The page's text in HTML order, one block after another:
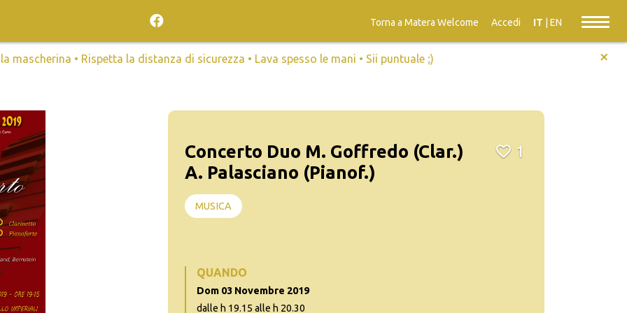
Torna a Matera Welcome Accedi IT EN
la mascherina • Rispetta la distanza di sicurezza • Lava spesso le mani • Sii puntuale ;) +
Concerto Duo M. Goffredo (Clar.)
A. Palasciano (Pianof.)
1
MUSICA
QUANDO
Dom 03 Novembre 2019
dalle h 19.15 alle h 20.30